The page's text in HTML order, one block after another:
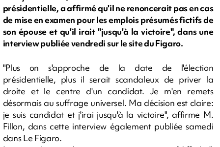
présidentielle, a affirmé qu'il ne renoncerait pas en cas
de mise en examen pour les emplois présumés fictifs de
son épouse et qu'il irait "jusqu'à la victoire", dans une
interview publiée vendredi sur le site du Figaro.
"Plus on s'approche de la date de l'élection
présidentielle, plus il serait scandaleux de priver la
droite et le centre d'un candidat. Je m'en remets
désormais au suffrage universel. Ma décision est claire:
je suis candidat et j'irai jusqu'à la victoire", affirme M.
Fillon, dans cette interview également publiée samedi
dans Le Figaro.